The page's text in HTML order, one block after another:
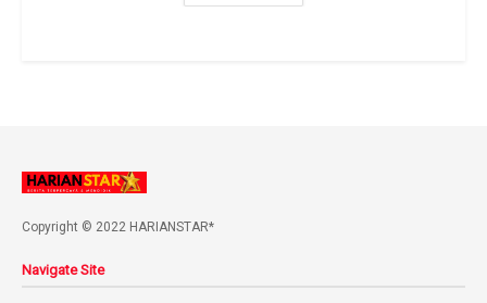
Copyright © 2022 HARIANSTAR*
Navigate Site